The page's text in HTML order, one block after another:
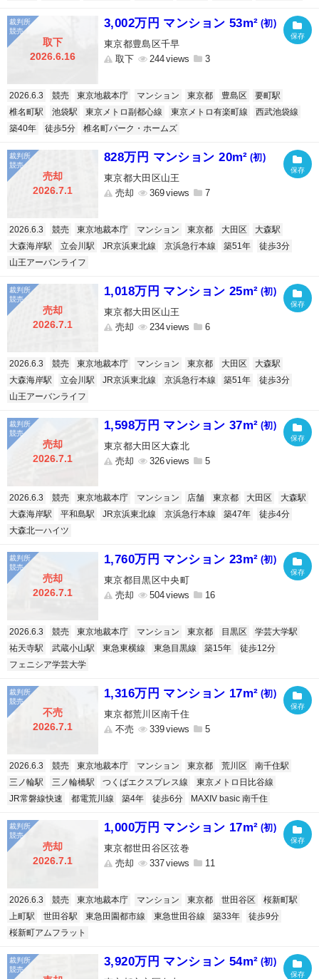
取下
2026.6.16
3,002万円 マンション 53m² (初)
東京都豊島区千早
取下
244 3
2026.6.3 競売 東京地裁本庁 マンション 東京都 豊島区
要町駅
椎名町駅
池袋駅 東京メトロ副都心線 東京メトロ有楽町線
西武池袋線
築40年
徒歩5分 椎名町パーク・ホームズ
売却
2026.7.1
828万円 マンション 20m² (初)
東京都大田区山王
売却
369 7
2026.6.3 競売 東京地裁本庁 マンション 東京都 大田区
大森駅
大森海岸駅
立会川駅 JR京浜東北線 京浜急行本線 築51年
徒歩3分
山王アーバンライフ
売却
2026.7.1
1,018万円 マンション 25m² (初)
東京都大田区山王
売却
234 6
2026.6.3 競売 東京地裁本庁 マンション 東京都 大田区
大森駅
大森海岸駅
立会川駅 JR京浜東北線 京浜急行本線 築51年
徒歩3分
山王アーバンライフ
売却
2026.7.1
1,598万円 マンション 37m² (初)
東京都大田区大森北
売却
326 5
2026.6.3 競売 東京地裁本庁 マンション 店舗 東京都 大田区
大森駅
大森海岸駅
平和島駅 JR京浜東北線 京浜急行本線 築47年
徒歩4分
大森北一ハイツ
売却
2026.7.1
1,760万円 マンション 23m² (初)
東京都目黒区中央町
売却
504 16
2026.6.3 競売 東京地裁本庁 マンション 東京都 目黒区
学芸大学駅
祐天寺駅
武蔵小山駅 東急東横線 東急目黒線 築15年
徒歩12分
フェニシア学芸大学
不売
2026.7.1
1,316万円 マンション 17m² (初)
東京都荒川区南千住
不売
339 5
2026.6.3 競売 東京地裁本庁 マンション 東京都 荒川区
南千住駅
三ノ輪駅
三ノ輪橋駅 つくばエクスプレス線
東京メトロ日比谷線
JR常磐線快速
都電荒川線 築4年 徒歩6分 MAXIV basic 南千住
売却
2026.7.1
1,000万円 マンション 17m² (初)
東京都世田谷区弦巻
売却
337 11
2026.6.3 競売 東京地裁本庁 マンション 東京都 世田谷区
桜新町駅
上町駅
世田谷駅 東急田園都市線 東急世田谷線 築33年
徒歩9分
桜新町アムフラット
3,920万円 マンション 54m² (初)